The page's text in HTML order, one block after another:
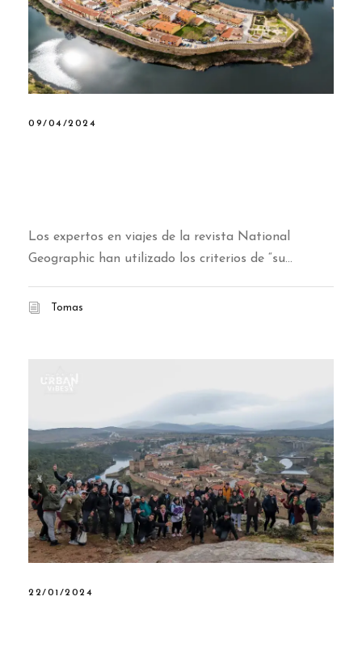
09/04/2024
Los expertos en viajes de la revista National
Geographic han utilizado los criterios de “su...
Tomas
22/01/2024